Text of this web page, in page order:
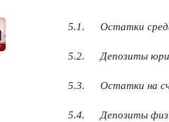
5.1. Остатки
5.2. Депозиты
5.3. Остатки на
5.4. Депозиты